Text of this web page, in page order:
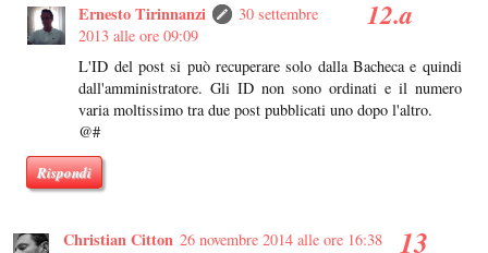
Ernesto Tirinnanzi
30 settembre
2013 alle ore 09:09
L'ID del post si può recuperare solo dalla Bacheca e quindi
dall'amministratore. Gli ID non sono ordinati e il numero
varia moltissimo tra due post pubblicati uno dopo l'altro.
@#
Rispondi
Christian Citton 26 novembre 2014 alle ore 16:38